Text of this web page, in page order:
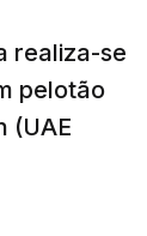
Barbu,
realiza-se
pelotão
(UAE